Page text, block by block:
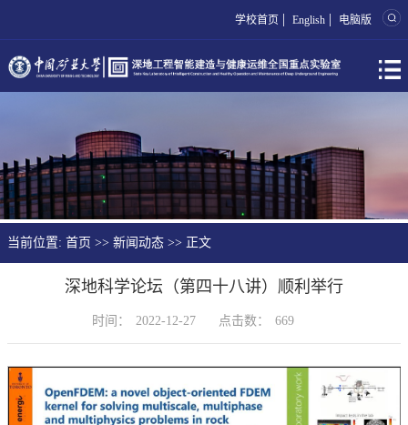
学校首页 | English | 电脑版
当前位置: 首页 >> 新闻动态 >> 正文
深地科学论坛（第四十八讲）顺利举行
时间： 2022-12-27 点击数： 669